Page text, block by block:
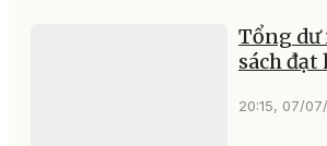
Tổng
sách đạt
20:15, 07/